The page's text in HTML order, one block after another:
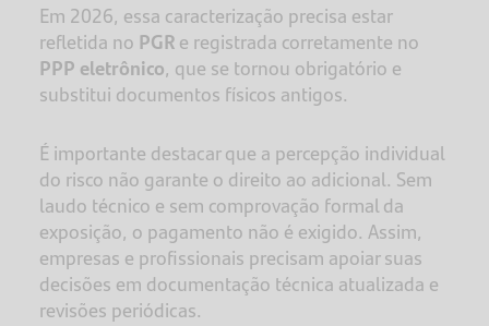
Em 2026, essa caracterização precisa estar
refletida no PGRe registrada corretamente no
PPP eletrônico, que se tornou obrigatório e
substitui documentos físicos antigos.
É importante destacar que a percepção individual
do risco não garante o direito ao adicional. Sem
laudo técnico e sem comprovação formal da
exposição, o pagamento não é exigido. Assim,
empresas e profissionais precisam apoiar suas
decisões em documentação técnica atualizada e
revisões periódicas.